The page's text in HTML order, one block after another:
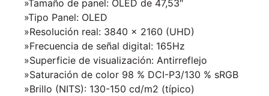
»Tamaño de panel: OLED de 47,53″
»Tipo Panel: OLED
»Resolución real: 3840 x 2160 (UHD)
»Frecuencia de señal digital: 165Hz
»Superficie de visualización: Antirreflejo
»Saturación de color 98 % DCI-P3/130 % sRGB
»Brillo (NITS): 130-150 cd/m2 (típico)